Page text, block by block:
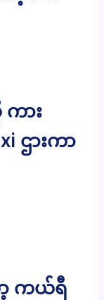
ကား
ဌားကာ
ာ့ ကယ်ရီ